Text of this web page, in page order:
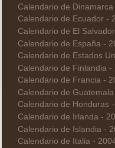
Calendario de
Calendario de Ecuador -
Calendario de El
Calendario de España -
Calendario de Estados
Calendario de Finlandia -
Calendario de Francia -
Calendario de
Calendario de Honduras
Calendario de Irlanda -
Calendario de Islandia -
Calendario de Italia -